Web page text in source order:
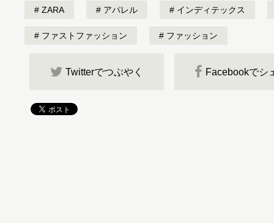
ZARA アパレル インディテックス
ファストファッション ファッション
Twitterでつぶやく Facebookでシ